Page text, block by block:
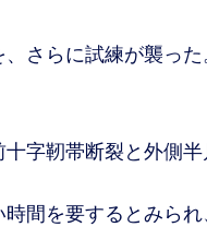
さらに試練が襲っ
字靭帯断裂と外側半
間を要するとみら